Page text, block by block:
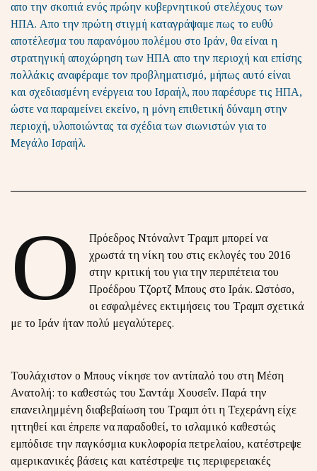
απο την σκοπιά ενός πρώην κυβερνητικού στελέχους των
ΗΠΑ. Απο την πρώτη στιγμή καταγράψαμε πως το ευθύ
αποτέλεσμα του παρανόμου πολέμου στο Ιράν, θα είναι η
στρατηγική αποχώρηση των ΗΠΑ απο την περιοχή και επίσης
πολλάκις αναφέραμε τον προβληματισμό, μήπως αυτό είναι
και σχεδιασμένη ενέργεια του Ισραήλ, που παρέσυρε τις ΗΠΑ,
ώστε να παραμείνει εκείνο, η μόνη επιθετική δύναμη στην
περιοχή, υλοποιώντας τα σχέδια των σιωνιστών για το
Μεγάλο Ισραήλ.
Ο
Πρόεδρος Ντόναλντ Τραμπ μπορεί να
χρωστά τη νίκη του στις εκλογές του 2016
στην κριτική του για την περιπέτεια του
Προέδρου Τζορτζ Μπους στο Ιράκ. Ωστόσο,
οι εσφαλμένες εκτιμήσεις του Τραμπ σχετικά
με το Ιράν ήταν πολύ μεγαλύτερες.
Τουλάχιστον ο Μπους νίκησε τον αντίπαλό του στη Μέση
Ανατολή: το καθεστώς του Σαντάμ Χουσεΐν. Παρά την
επανειλημμένη διαβεβαίωση του Τραμπ ότι η Τεχεράνη είχε
ηττηθεί και έπρεπε να παραδοθεί, το ισλαμικό καθεστώς
εμπόδισε την παγκόσμια κυκλοφορία πετρελαίου, κατέστρεψε
αμερικανικές βάσεις και κατέστρεψε τις περιφερειακές